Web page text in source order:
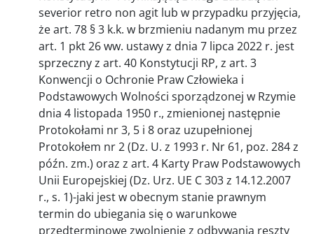
severior retro non agit lub w przypadku przyjęcia,
że art. 78 § 3 k.k. w brzmieniu nadanym mu przez
art. 1 pkt 26 ww. ustawy z dnia 7 lipca 2022 r. jest
sprzeczny z art. 40 Konstytucji RP, z art. 3
Konwencji o Ochronie Praw Człowieka i
Podstawowych Wolności sporządzonej w Rzymie
dnia 4 listopada 1950 r., zmienionej następnie
Protokołami nr 3, 5 i 8 oraz uzupełnionej
Protokołem nr 2 (Dz. U. z 1993 r. Nr 61, poz. 284 z
późn. zm.) oraz z art. 4 Karty Praw Podstawowych
Unii Europejskiej (Dz. Urz. UE C 303 z 14.12.2007
r., s. 1)-jaki jest w obecnym stanie prawnym
termin do ubiegania się o warunkowe
przedterminowe zwolnienie z odbywania reszty